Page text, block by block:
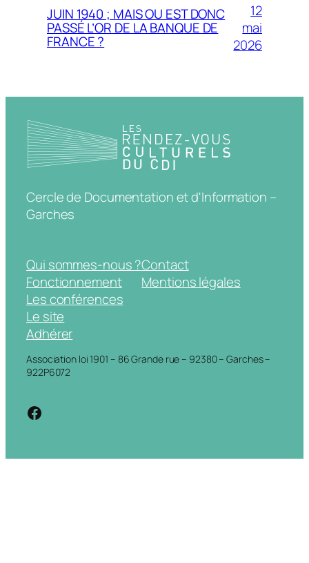
JUIN 1940 ; MAIS OU EST DONC
PASSÉ L’OR DE LA BANQUE DE
FRANCE ?
12
mai
2026
Cercle de Documentation et d'Information –
Garches
Qui sommes-nous ?
Fonctionnement
Les conférences
Le site
Adhérer
Contact
Mentions légales
Association loi 1901 – 86 Grande rue – 92380 – Garches –
922P6072
https://www.facebook.com/